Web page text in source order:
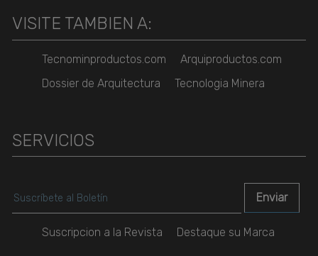
VISITE TAMBIEN A:
Tecnominproductos.com
Arquiproductos.com
Dossier de Arquitectura
Tecnologia Minera
SERVICIOS
Suscripcion a la Revista Destaque su Marca